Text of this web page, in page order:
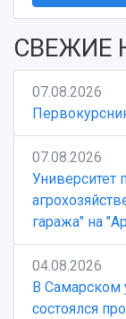
СВЕЖИЕ
07.08.2026
07.08.2026
Университет
гаража" на
04.08.2026
В Самарском
состоялся